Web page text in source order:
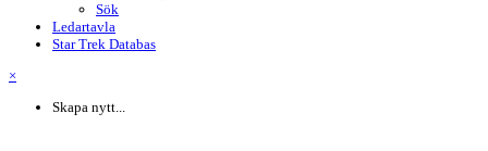
Sök
Ledartavla
Star Trek Databas
×
Skapa nytt...